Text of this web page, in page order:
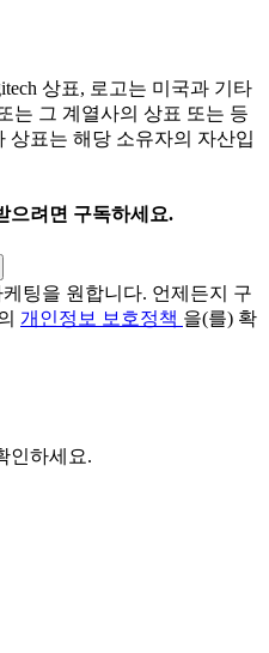
상표, 로고는 미국과 기타
는 그 계열사의 상표 또는 등
상표는 해당 소유자의 자산입
으려면 구독하세요.
팅을 원합니다. 언제든지 구
개인정보 보호정책 을(를) 확
인하세요.